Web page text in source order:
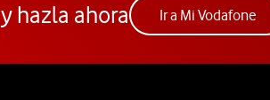
hazla ahora Ir a Mi Vodafone